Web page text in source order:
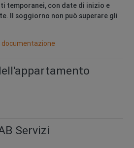
temporanei, con date di inizio e
Il soggiorno non può superare gli
documentazione
Servizi